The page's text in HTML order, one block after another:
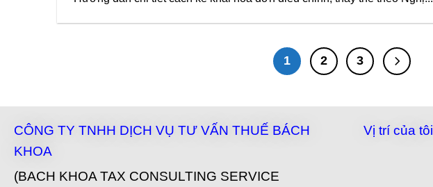
1 2 3
CÔNG TY TNHH DỊCH VỤ TƯ VẤN THUẾ BÁCH
KHOA
(BACH KHOA TAX CONSULTING SERVICE
Vị trí của tôi